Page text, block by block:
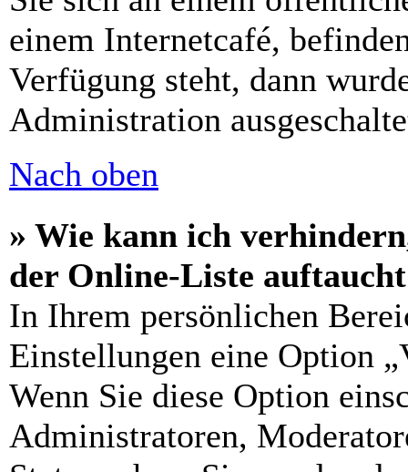
einem Internetcafé,
Verfügung steht, dann
Administration
Nach oben
» Wie kann ich
der Online-Liste
In Ihrem persönlichen
Einstellungen eine Option
Wenn Sie diese Option
Administratoren,